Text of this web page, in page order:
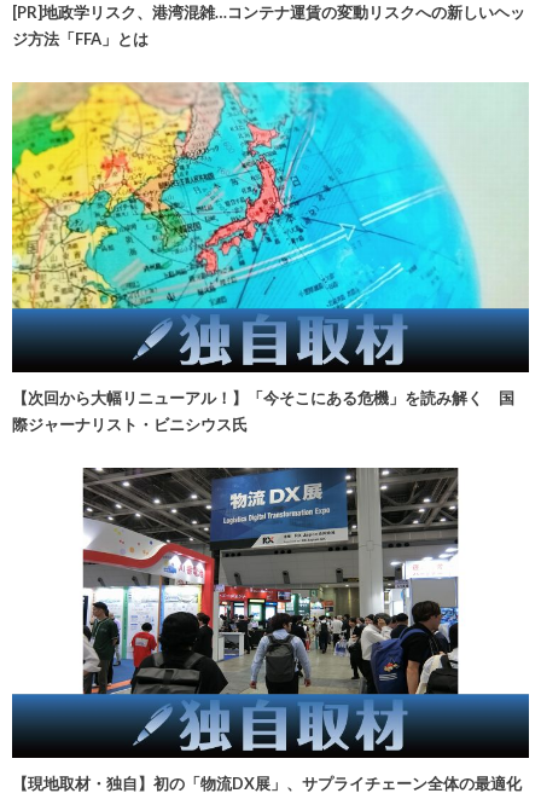
[PR]地政学リスク、港湾混雑…コンテナ運賃の変動リスクへの新しいヘッ
ジ方法「FFA」とは
【次回から大幅リニューアル！】「今そこにある危機」を読み解く 国
際ジャーナリスト・ビニシウス氏
【現地取材・独自】初の「物流DX展」、サプライチェーン全体の最適化